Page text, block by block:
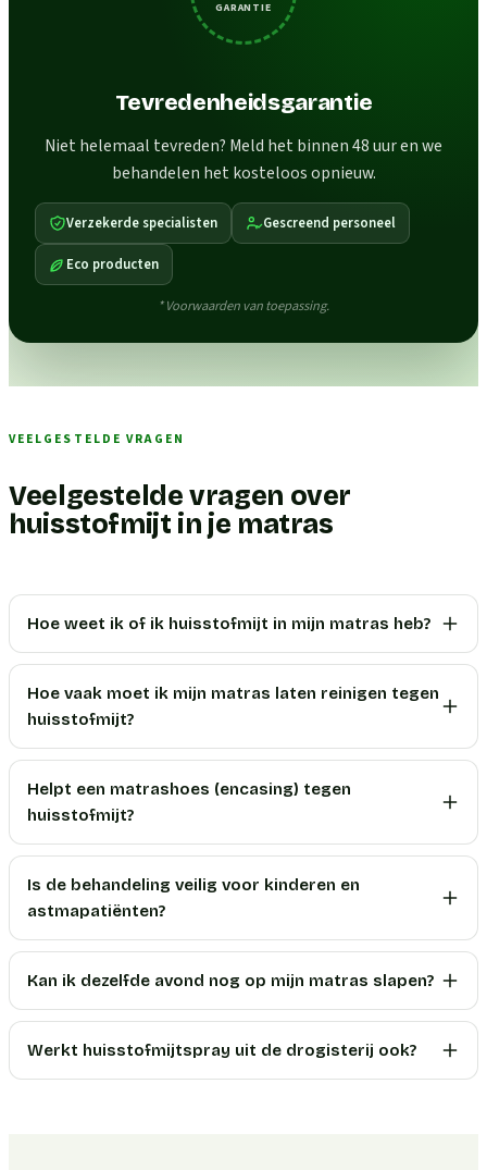
GARANTIE
Tevredenheidsgarantie
Niet helemaal tevreden? Meld het binnen 48 uur en we
behandelen het kosteloos opnieuw.
Verzekerde specialisten Gescreend personeel
Eco producten
* Voorwaarden van toepassing.
VEELGESTELDE VRAGEN
Veelgestelde vragen over
huisstofmijt in je matras
Hoe weet ik of ik huisstofmijt in mijn matras heb?
Hoe vaak moet ik mijn matras laten reinigen tegen
huisstofmijt?
Helpt een matrashoes (encasing) tegen
huisstofmijt?
Is de behandeling veilig voor kinderen en
astmapatiënten?
Kan ik dezelfde avond nog op mijn matras slapen?
Werkt huisstofmijtspray uit de drogisterij ook?